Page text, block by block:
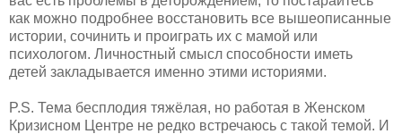
как можно подробнее восстановить все вышеописанные
истории, сочинить и проиграть их с мамой или
психологом. Личностный смысл способности иметь
детей закладывается именно этими историями.
P.S. Тема бесплодия тяжёлая, но работая в Женском
Кризисном Центре не редко встречаюсь с такой темой. И